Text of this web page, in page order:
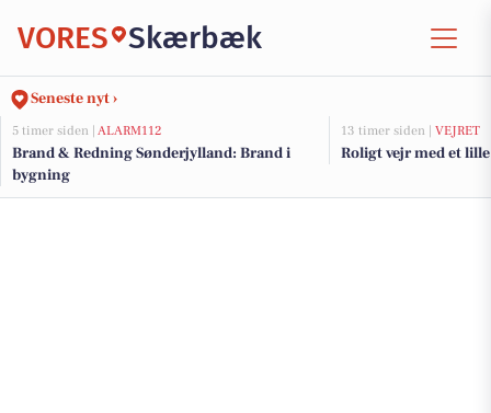
VORES Skærbæk
Seneste nyt ›
5 timer siden | ALARM112
Brand & Redning Sønderjylland: Brand i
bygning
13 timer siden | VEJRET
Roligt vejr med et